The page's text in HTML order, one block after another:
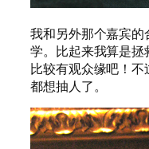
我和另外那个嘉宾
学。比起来我算是
比较有观众缘吧！
都想抽人了。